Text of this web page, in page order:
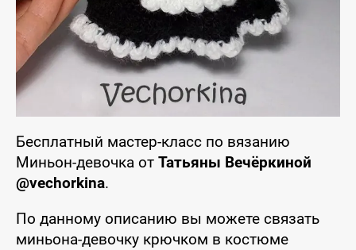
Бесплатный мастер-класс по вязанию
Миньон-девочка от Татьяны Вечёркиной
@vechorkina.
По данному описанию вы можете связать
миньона-девочку крючком в костюме